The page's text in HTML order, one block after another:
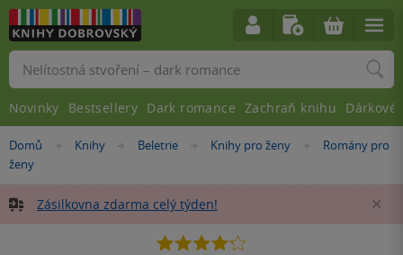
Nacházíte
se
Domů »
Knihy »
Beletrie »
Knihy pro ženy »
Romány pro
ženy
Zásilkovna zdarma celý týden!
4.2
Vyhledávání
Novinky Bestsellery Dark romance Zachraň knihu Dárkové